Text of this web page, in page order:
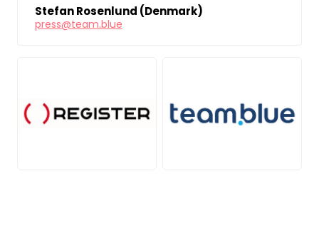
Stefan Rosenlund (Denmark)
press@team.blue